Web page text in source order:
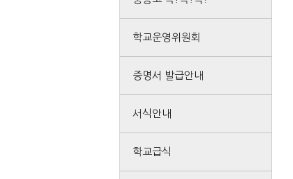
학교운영위원회
증명서 발급안내
서식안내
학교급식